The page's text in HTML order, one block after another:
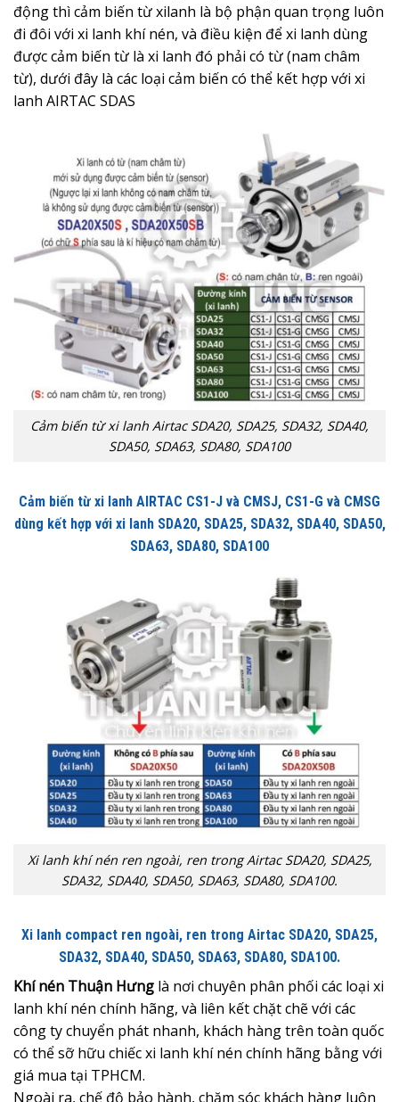
động thì cảm biến từ xilanh là bộ phận quan trọng luôn
đi đôi với xi lanh khí nén, và điều kiện để xi lanh dùng
được cảm biến từ là xi lanh đó phải có từ (nam châm
từ), dưới đây là các loại cảm biến có thể kết hợp với xi
lanh AIRTAC SDAS
Cảm biến từ xi lanh Airtac SDA20, SDA25, SDA32, SDA40,
SDA50, SDA63, SDA80, SDA100
Cảm biến từ xi lanh AIRTAC CS1-J và CMSJ, CS1-G và CMSG
dùng kết hợp với xi lanh SDA20, SDA25, SDA32, SDA40, SDA50,
SDA63, SDA80, SDA100
Xi lanh khí nén ren ngoài, ren trong Airtac SDA20, SDA25,
SDA32, SDA40, SDA50, SDA63, SDA80, SDA100.
Xi lanh compact ren ngoài, ren trong Airtac SDA20, SDA25,
SDA32, SDA40, SDA50, SDA63, SDA80, SDA100.
Khí nén Thuận Hưng là nơi chuyên phân phối các loại xi
lanh khí nén chính hãng, và liên kết chặt chẽ với các
công ty chuyển phát nhanh, khách hàng trên toàn quốc
có thể sỡ hữu chiếc xi lanh khí nén chính hãng bằng với
giá mua tại TPHCM.
Ngoài ra, chế độ bảo hành, chăm sóc khách hàng luôn